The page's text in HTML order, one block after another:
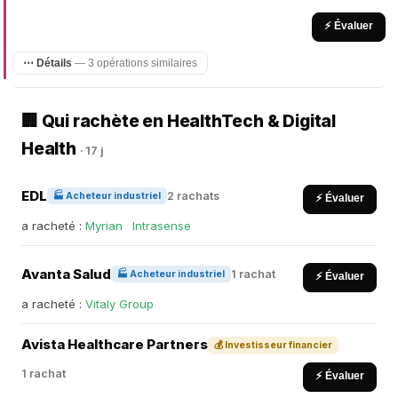
⚡ Évaluer
⋯ Détails — 3 opérations similaires
🏢 Qui rachète en HealthTech & Digital
Health · 17 j
EDL 🏭 Acheteur industriel 2 rachats ⚡ Évaluer
a racheté : Myrian Intrasense
Avanta Salud 🏭 Acheteur industriel 1 rachat ⚡ Évaluer
a racheté : Vitaly Group
Avista Healthcare Partners 💰 Investisseur financier
1 rachat ⚡ Évaluer